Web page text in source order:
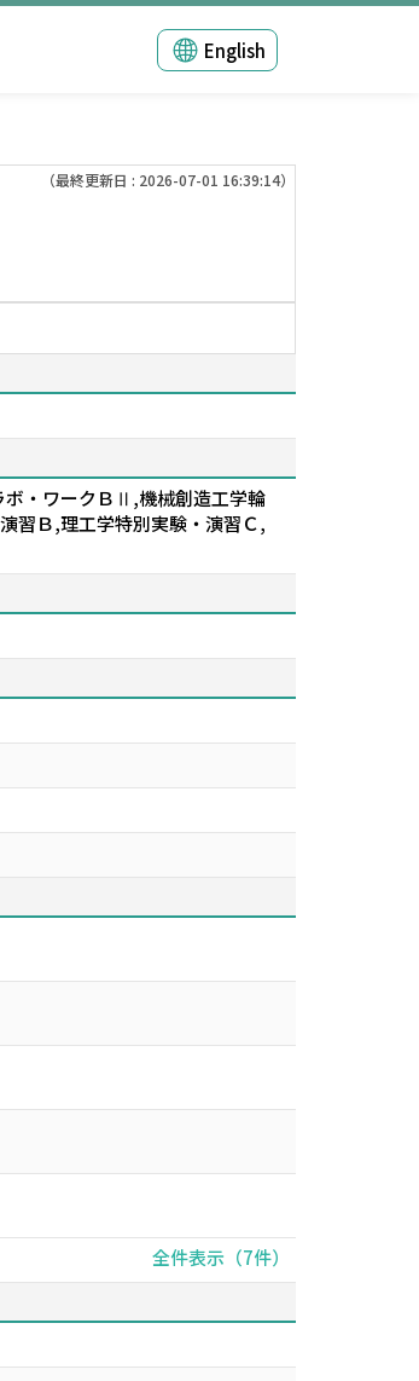
English
（最終更新日 : 2026-07-01 16:39:14）
・ワークＢⅡ,機械創造工学輪
Ｂ,理工学特別実験・演習Ｃ,
全件表示（7件）